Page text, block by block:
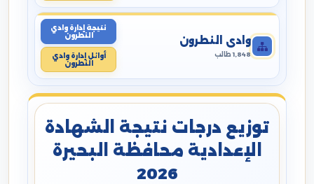
وادي النطرون
1,848 طالب
نتيجة إدارة وادي
النطرون
أوائل إدارة وادي
النطرون
توزيع درجات نتيجة الشهادة
الإعدادية محافظة البحيرة
2026